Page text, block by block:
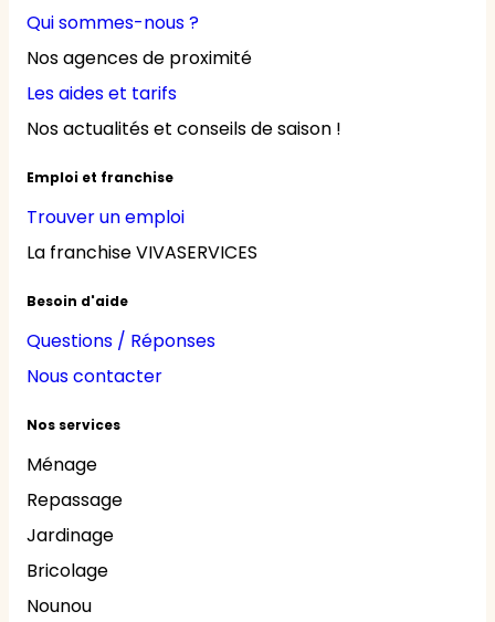
Qui sommes-nous ?
Nos agences de proximité
Les aides et tarifs
Nos actualités et conseils de saison !
Emploi et franchise
Trouver un emploi
La franchise VIVASERVICES
Besoin d'aide
Questions / Réponses
Nous contacter
Nos services
Ménage
Repassage
Jardinage
Bricolage
Nounou